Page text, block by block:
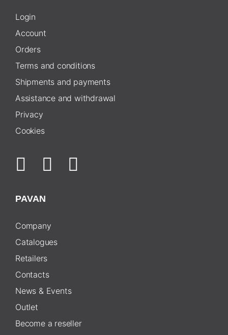
Login
Account
Orders
Terms and conditions
Shipments and payments
Assistance and withdrawal
Privacy
Cookies
PAVAN
Company
Catalogues
Retailers
Contacts
News & Events
Outlet
Become a reseller